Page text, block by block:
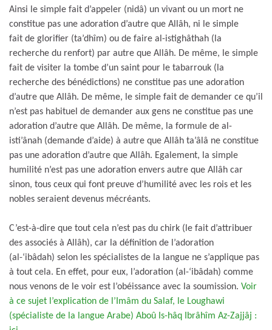
Ainsi le simple fait d’appeler (nidâ) un vivant ou un mort ne
constitue pas une adoration d’autre que Allâh, ni le simple
fait de glorifier (ta’dhîm) ou de faire al-istighâthah (la
recherche du renfort) par autre que Allâh. De même, le simple
fait de visiter la tombe d’un saint pour le tabarrouk (la
recherche des bénédictions) ne constitue pas une adoration
d’autre que Allâh. De même, le simple fait de demander ce qu’il
n’est pas habituel de demander aux gens ne constitue pas une
adoration d’autre que Allâh. De même, la formule de al-
isti’ânah (demande d’aide) à autre que Allâh ta’âlâ ne constitue
pas une adoration d’autre que Allâh. Egalement, la simple
humilité n’est pas une adoration envers autre que Allâh car
sinon, tous ceux qui font preuve d’humilité avec les rois et les
nobles seraient devenus mécréants.
C’est-à-dire que tout cela n’est pas du chirk (le fait d’attribuer
des associés à Allâh), car la définition de l’adoration
(al-‘ibâdah) selon les spécialistes de la langue ne s’applique pas
à tout cela. En effet, pour eux, l’adoration (al-‘ibâdah) comme
nous venons de le voir est l’obéissance avec la soumission. Voir
à ce sujet l’explication de l’Imâm du Salaf, le Loughawi
(spécialiste de la langue Arabe) Aboû Is-hâq Ibrâhîm Az-Zajjâj :